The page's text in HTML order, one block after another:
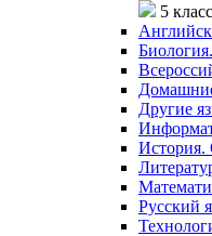
5 класс
Другие
История.
Русский